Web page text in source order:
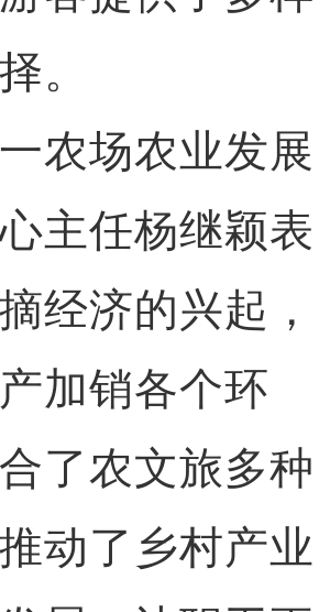
。
场农业发展
主任杨继颖表
经济的兴起，
加销各个环
了农文旅多种
动了乡村产业